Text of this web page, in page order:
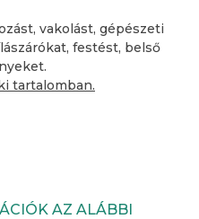
vakolást, gépészeti
festést, belső
tartalomban.
AZ ALÁBBI